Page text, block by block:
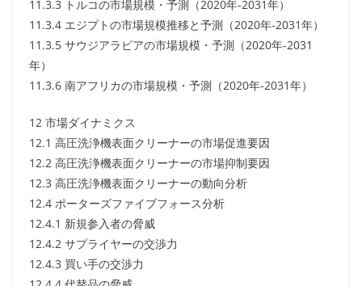
11.3.3 トルコの市場規模・予測（2020年-2031年）
11.3.4 エジプトの市場規模推移と予測（2020年-2031年）
11.3.5 サウジアラビアの市場規模・予測（2020年-2031
年）
11.3.6 南アフリカの市場規模・予測（2020年-2031年）
12 市場ダイナミクス
12.1 高圧洗浄機表面クリーナーの市場促進要因
12.2 高圧洗浄機表面クリーナーの市場抑制要因
12.3 高圧洗浄機表面クリーナーの動向分析
12.4 ポーターズファイブフォース分析
12.4.1 新規参入者の脅威
12.4.2 サプライヤーの交渉力
12.4.3 買い手の交渉力